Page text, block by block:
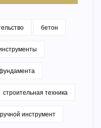
бетон
строительная техника
ручной инструмент